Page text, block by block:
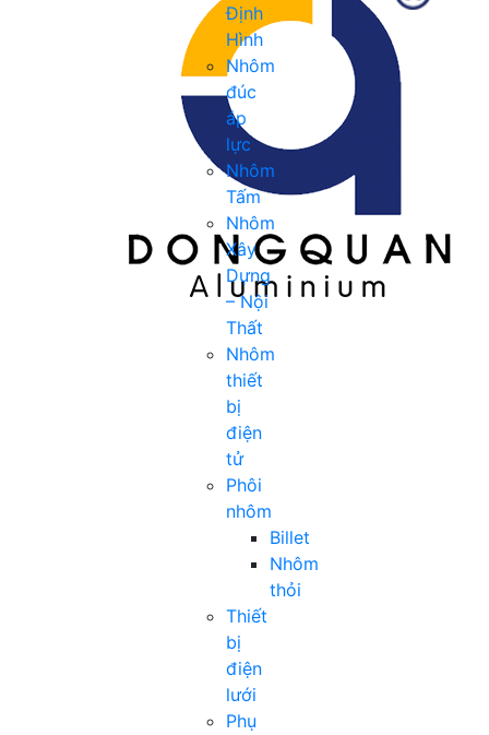
Định
Hình
Nhôm
đúc
áp
lực
Nhôm
Tấm
Nhôm
Xây
Dựng
– Nội
Thất
Nhôm
thiết
bị
điện
tử
Phôi
nhôm
Billet
Nhôm
thỏi
Thiết
bị
điện
lưới
Phụ